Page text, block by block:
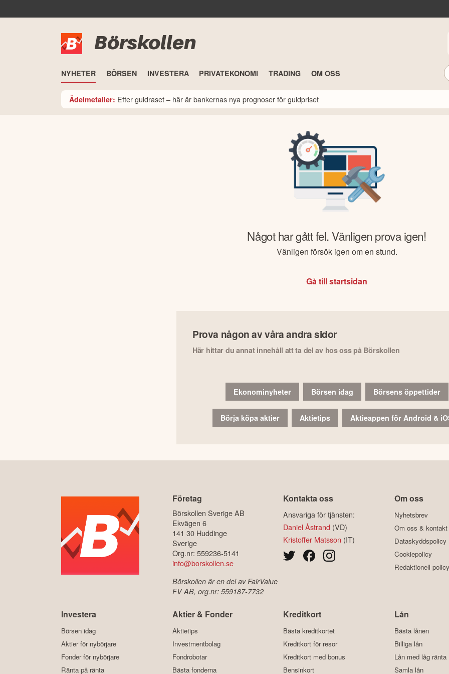
Börskollen
NYHETER BÖRSEN INVESTERA PRIVATEKONOMI TRADING OM OSS
Ädelmetaller: Efter guldraset – här är bankernas nya prognoser för guldpriset
Något har gått fel. Vänligen prova igen!
Vänligen försök igen om en stund.
Gå till startsidan
Prova någon av våra andra sidor
Här hittar du annat innehåll att ta del av hos oss på Börskollen
Ekonominyheter Börsen idag Börsens öppettider
Börja köpa aktier Aktietips Aktieappen för Android &
Företag
Börskollen Sverige AB
Ekvägen 6
141 30 Huddinge
Sverige
Org.nr: 559236-5141
info@borskollen.se
Börskollen är en del av FairValue
FV AB, org.nr: 559187-7732
Kontakta oss
Ansvariga för tjänsten:
Daniel Åstrand (VD)
Kristoffer Matsson (IT)
Om oss
Nyhetsbrev
Om oss & kontakt
Dataskyddspolicy
Cookiepolicy
Redaktionell policy
Investera
Börsen idag
Aktier för nybörjare
Fonder för nybörjare
Ränta på ränta
Aktier & Fonder
Aktietips
Investmentbolag
Fondrobotar
Bästa fonderna
Kreditkort
Bästa kreditkortet
Kreditkort för resor
Kreditkort med bonus
Bensinkort
Lån
Bästa lånen
Billiga lån
Lån med låg ränta
Samla lån